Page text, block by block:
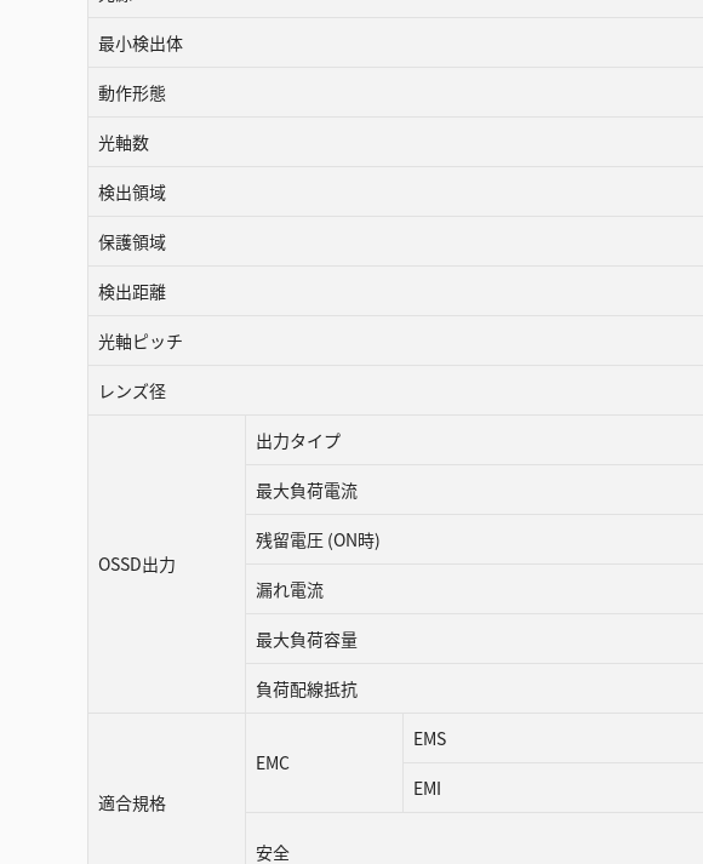
最小検出体
動作形態
光軸数
検出領域
保護領域
検出距離
光軸ピッチ
レンズ径
OSSD出力
出力タイプ
最大負荷電流
残留電圧 (ON時)
漏れ電流
最大負荷容量
負荷配線抵抗
適合規格
EMC
EMS
EMI
安全